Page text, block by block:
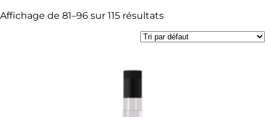
Affichage de 81–96 sur 115 résultats